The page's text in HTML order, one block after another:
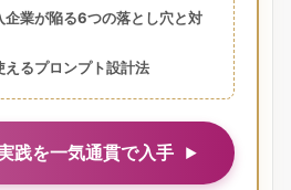
企業が陥る6つの落とし穴と対
えるプロンプト設計法
践を一気通貫で入手